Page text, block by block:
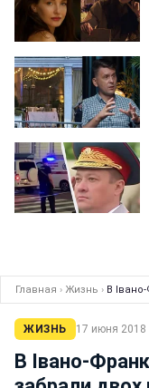
Главная › Жизнь › В
ЖИЗНЬ 17 июня 2018
В Івано-